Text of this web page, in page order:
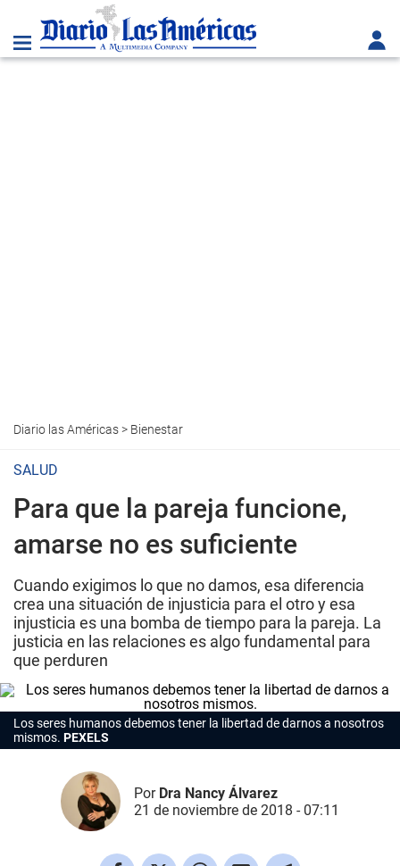
Diario las Américas> Bienestar
SALUD
Para que la pareja funcione,
amarse no es suficiente
Cuando exigimos lo que no damos, esa diferencia
crea una situación de injusticia para el otro y esa
injusticia es una bomba de tiempo para la pareja. La
justicia en las relaciones es algo fundamental para
que perduren
Los seres humanos debemos tener la libertad de darnos a nosotros
mismos. PEXELS
Por Dra Nancy Álvarez
21 de noviembre de 2018 - 07:11